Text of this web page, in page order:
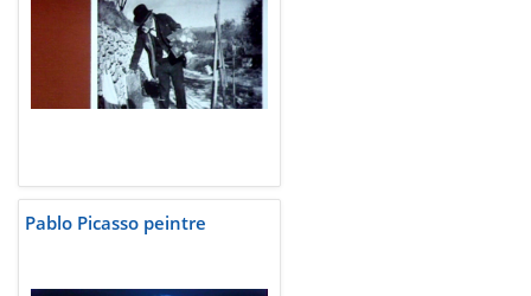
Pablo Picasso peintre